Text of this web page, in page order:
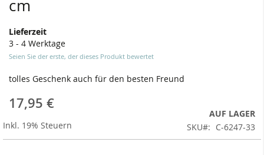
cm
Lieferzeit
3 - 4 Werktage
Seien Sie der erste, der dieses Produkt bewertet
tolles Geschenk auch für den besten Freund
17,95 €
Inkl. 19% Steuern
AUF LAGER
SKU
C-6247-33
Bildergalerie